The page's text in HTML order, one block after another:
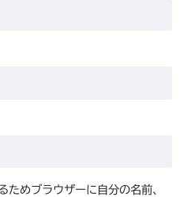
ためブラウザーに自分の名前、